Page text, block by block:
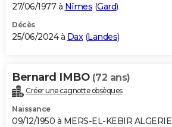
27/06/1977 à Nîmes (Gard)
Décès
25/06/2024 à Dax(Landes)
Bernard IMBO (72 ans)
Créer une cagnotte obsèques
Naissance
09/12/1950 à MERS-EL-KEBIR ALGERIE